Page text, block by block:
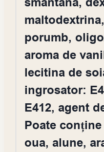
porumb,
aroma de
lecitina de
ingrosator:
E412, agent
Poate
oua, alune,